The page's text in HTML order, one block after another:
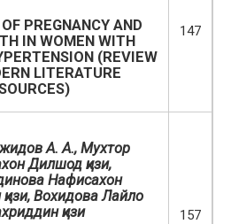
PREGNANCY AND
IN WOMEN WITH
(REVIEW
LITERATURE
147
А. А., Мухтор
Дилшод қизи,
Нафисахон
, Вохидова Лайло
қизи
157